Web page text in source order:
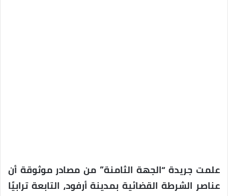
علمت جريدة “الجهة الثامنة” من مصادر موثوقة أن
عناصر الشرطة القضائية بمدينة أرفود، التابعة ترابيًا